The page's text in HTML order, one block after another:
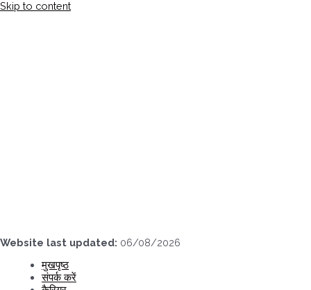
Skip to content
Website last updated: 06/08/2026
मुखपृष्ठ
संपर्क करें